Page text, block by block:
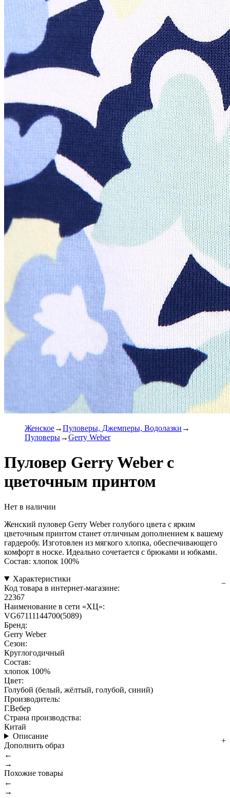
Женское
Пуловеры, Джемперы, Водолазки
Пуловеры
Gerry Weber
Пуловер Gerry Weber с
цветочным принтом
Нет в наличии
Женский пуловер Gerry Weber голубого цвета с ярким
цветочным принтом станет отличным дополнением к вашему
гардеробу. Изготовлен из мягкого хлопка, обеспечивающего
комфорт в носке. Идеально сочетается с брюками и юбками.
Состав: хлопок 100%
Характеристики
Код товара в интернет-магазине:
22367
Наименование в сети «ХЦ»:
VG67111144700(5089)
Бренд:
Gerry Weber
Сезон:
Круглогодичный
Состав:
хлопок 100%
Цвет:
Голубой (белый, жёлтый, голубой, синий)
Производитель:
Г.Вебер
Страна производства:
Китай
Описание
Дополнить образ
←
→
Похожие товары
←
→